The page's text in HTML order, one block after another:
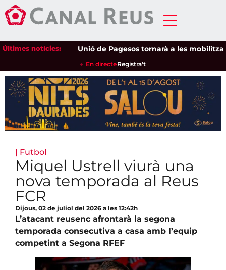
Últimes notícies: Unió de Pagesos tornarà a les
En directeRegistra't
| Futbol
Miquel Ustrell viurà una
nova temporada al Reus
FCR
Dijous, 02 de juliol del 2026 a les 12:42h
L’atacant reusenc afrontarà la segona
temporada consecutiva a casa amb l’equip
competint a Segona RFEF